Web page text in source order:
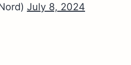
July 8, 2024